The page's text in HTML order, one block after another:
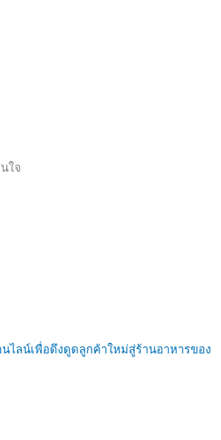
ใจ
ไลน์เพื่อดึงดูดลูกค้าใหม่สู่ร้านอาหารของ